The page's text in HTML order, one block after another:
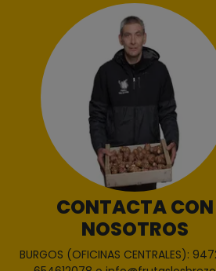
CONTACTA CON
NOSOTROS
BURGOS (OFICINAS CENTRALES):